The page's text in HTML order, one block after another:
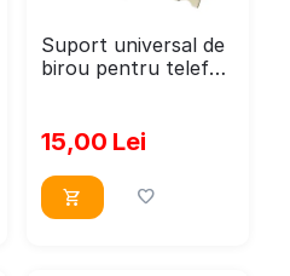
Suport universal de
birou pentru telefon
dimensiune 20x11
cm
15,00 Lei